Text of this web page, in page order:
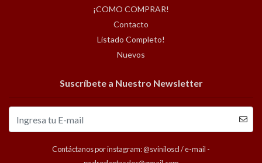
¡COMO COMPRAR!
Contacto
Listado Completo!
Nuevos
Suscríbete a Nuestro Newsletter
Contáctanos por instagram: @sviniloscl / e-mail -